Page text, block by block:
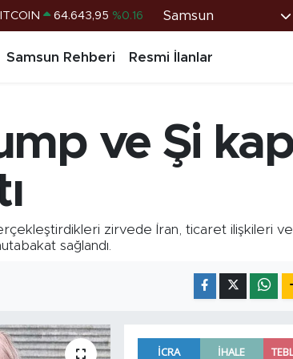
DOLAR 47,6006 %0.06
BİST100 13.799 %70
64.643,95 %0.16
Samsun
Samsun Rehberi Resmi İlanlar
ve Şi
zirvede İran, ticaret ilişkileri
sağlandı.